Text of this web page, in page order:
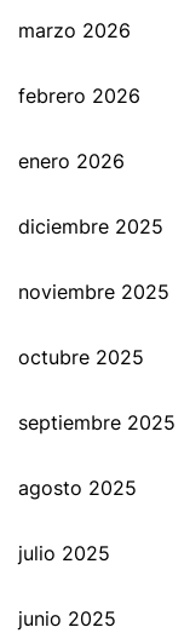
marzo 2026
febrero 2026
enero 2026
diciembre 2025
noviembre 2025
octubre 2025
septiembre 2025
agosto 2025
julio 2025
junio 2025